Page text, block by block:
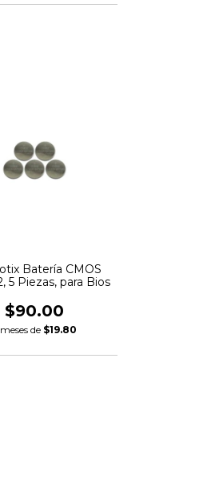
Batería CMOS
5 Piezas, para Bios
$90.00
meses de $19.80